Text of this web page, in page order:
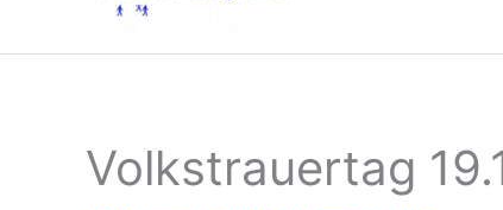
Volkstrauertag